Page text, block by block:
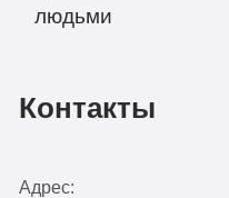
Контакты
Адрес: